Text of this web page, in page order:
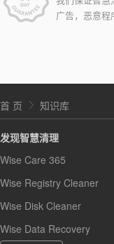
广告，恶意程
首 页 知识库
发现智慧清理
Wise Care 365
Wise Registry Cleaner
Wise Disk Cleaner
Wise Data Recovery